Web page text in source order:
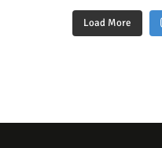
Load More